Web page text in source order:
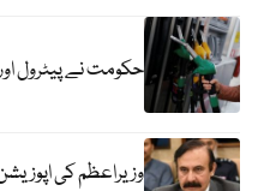
حکومت نے پیٹرول
وزیراعظم کی